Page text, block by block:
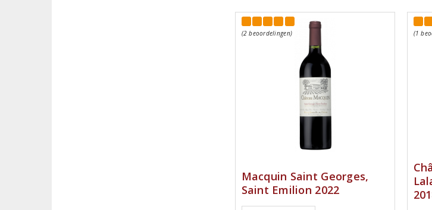
(2 beoordelingen)
Macquin Saint Georges,
Saint Emilion 2022
(1